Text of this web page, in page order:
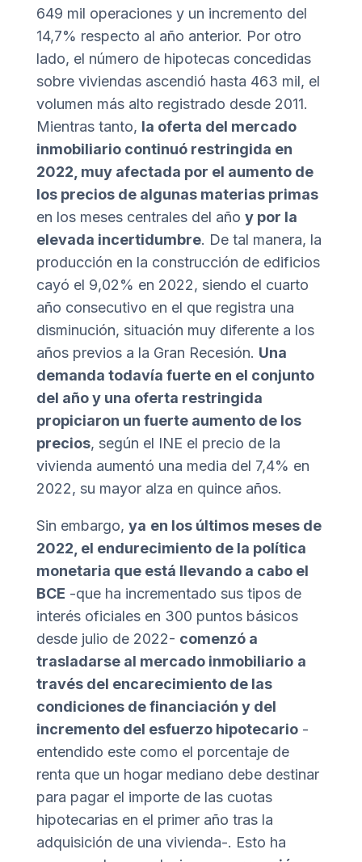
649 mil operaciones y un incremento del
14,7% respecto al año anterior. Por otro
lado, el número de hipotecas concedidas
sobre viviendas ascendió hasta 463 mil, el
volumen más alto registrado desde 2011.
Mientras tanto, la oferta del mercado
inmobiliario continuó restringida en
2022, muy afectada por el aumento de
los precios de algunas materias primas
en los meses centrales del año y por la
elevada incertidumbre. De tal manera, la
producción en la construcción de edificios
cayó el 9,02% en 2022, siendo el cuarto
año consecutivo en el que registra una
disminución, situación muy diferente a los
años previos a la Gran Recesión. Una
demanda todavía fuerte en el conjunto
del año y una oferta restringida
propiciaron un fuerte aumento de los
precios, según el INE el precio de la
vivienda aumentó una media del 7,4% en
2022, su mayor alza en quince años.
Sin embargo, ya en los últimos meses de
2022, el endurecimiento de la política
monetaria que está llevando a cabo el
BCE -que ha incrementado sus tipos de
interés oficiales en 300 puntos básicos
desde julio de 2022- comenzó a
trasladarse al mercado inmobiliario a
través del encarecimiento de las
condiciones de financiación y del
incremento del esfuerzo hipotecario-
entendido este como el porcentaje de
renta que un hogar mediano debe destinar
para pagar el importe de las cuotas
hipotecarias en el primer año tras la
adquisición de una vivienda-. Esto ha